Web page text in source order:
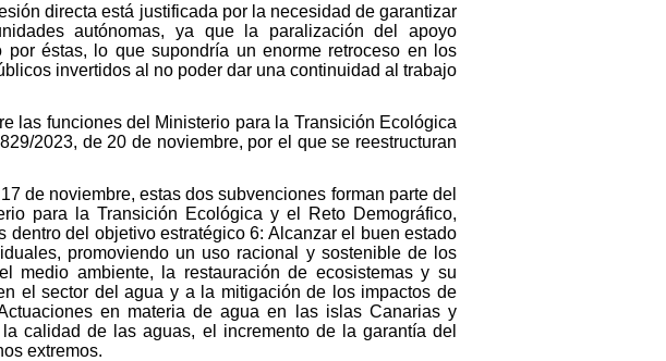
directa está justificada por la necesidad de garantizar
autónomas, ya que la paralización del apoyo
éstas, lo que supondría un enorme retroceso en los
invertidos al no poder dar una continuidad al trabajo
las funciones del Ministerio para la Transición Ecológica
2023, de 20 de noviembre, por el que se reestructuran
de noviembre, estas dos subvenciones forman parte del
para la Transición Ecológica y el Reto Demográfico,
del objetivo estratégico 6: Alcanzar el buen estado
promoviendo un uso racional y sostenible de los
medio ambiente, la restauración de ecosistemas y su
el sector del agua y a la mitigación de los impactos de
en materia de agua en las islas Canarias y
calidad de las aguas, el incremento de la garantía del
extremos.